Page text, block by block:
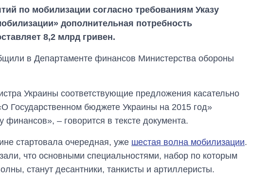
по мобилизации согласно требованиям Указу
дополнительная потребность
8,2 млрд гривен.
в Департаменте финансов Министерства обороны
Украины соответствующие предложения касательно
Государственном бюджете Украины на 2015 год»
– говорится в тексте документа.
стартовала очередная, уже шестая волна мобилизации.
что основными специальностями, набор по которым
станут десантники, танкисты и артиллеристы.От 1 месяца – до 5